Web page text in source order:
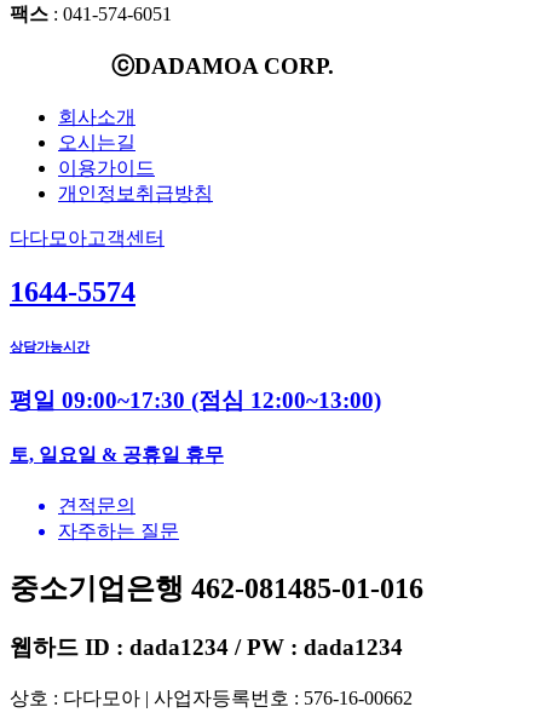
팩스 : 041-574-6051
ⓒDADAMOA CORP.
회사소개
오시는길
이용가이드
개인정보취급방침
다다모아고객센터
1644-5574
상담가능시간
평일 09:00~17:30 (점심 12:00~13:00)
토, 일요일 & 공휴일 휴무
견적문의
자주하는 질문
중소기업은행 462-081485-01-016
웹하드 ID : dada1234 / PW : dada1234
상호 : 다다모아 | 사업자등록번호 : 576-16-00662